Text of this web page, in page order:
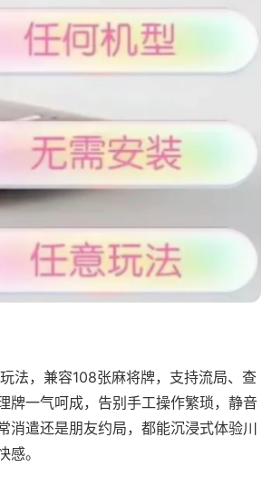
法，兼容108张麻将牌，支持流局、查
牌一气呵成，告别手工操作繁琐，静音
消遣还是朋友约局，都能沉浸式体验川
。